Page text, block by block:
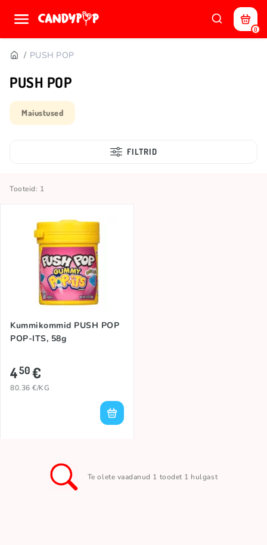
0
PUSH POP
PUSH POP
Maiustused
FILTRID
Tooteid: 1
Kummikommid PUSH POP
POP-ITS, 58g
450€
80.36 €/KG
Te olete vaadanud 1 toodet 1 hulgast